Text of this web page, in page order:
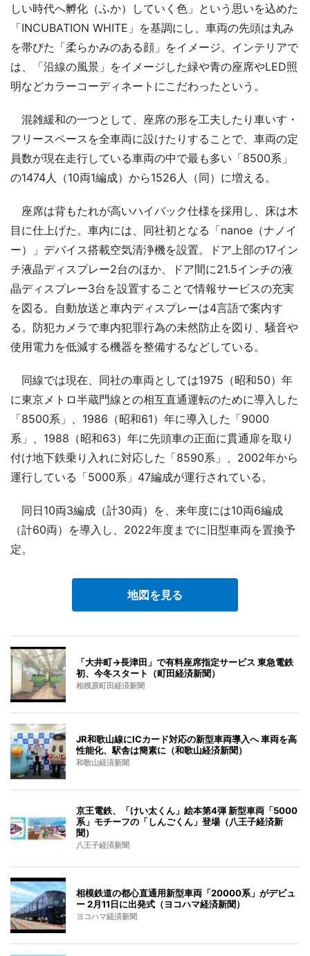
しい時代へ孵化（ふか）していく色」という思いを込めた
「INCUBATION WHITE」を基調にし、車両の先頭は丸み
を帯びた「柔らかみのある顔」をイメージ。インテリアで
は、「沿線の風景」をイメージした緑や青の座席やLED照
明などカラーコーディネートにこだわったという。
混雑緩和の一つとして、座席の形を工夫したり車いす・
フリースペースを全車両に設けたりすることで、車両の定
員数が現在走行している車両の中で最も多い「8500系」
の1474人（10両1編成）から1526人（同）に増える。
座席は背もたれが高いハイバック仕様を採用し、床は木
目に仕上げた。車内には、同社初となる「nanoe（ナノイ
ー）」デバイス搭載空気清浄機を設置。ドア上部の17イン
チ液晶ディスプレー2台のほか、ドア間に21.5インチの液
晶ディスプレー3台を設置することで情報サービスの充実
を図る。自動放送と車内ディスプレーは4言語で案内す
る。防犯カメラで車内犯罪行為の未然防止を図り、騒音や
使用電力を低減する機器を整備するなどしている。
同線では現在、同社の車両としては1975（昭和50）年
に東京メトロ半蔵門線との相互直通運転のために導入した
「8500系」、1986（昭和61）年に導入した「9000
系」、1988（昭和63）年に先頭車の正面に貫通扉を取り
付け地下鉄乗り入れに対応した「8590系」、2002年から
運行している「5000系」47編成が運行されている。
同日10両3編成（計30両）を、来年度には10両6編成
（計60両）を導入し、2022年度までに旧型車両を置換予
定。
地図を見る
「大井町→長津田」で有料座席指定サービス 東急電鉄
初、今冬スタート（町田経済新聞）
相模原町田経済新聞
JR和歌山線にICカード対応の新型車両導入へ 車両を高
性能化、駅舎は簡素に（和歌山経済新聞）
和歌山経済新聞
京王電鉄、「けい太くん」絵本第4弾 新型車両「5000
系」モチーフの「しんごくん」登場（八王子経済新
聞）
八王子経済新聞
相模鉄道の都心直通用新型車両「20000系」がデビュ
ー 2月11日に出発式（ヨコハマ経済新聞）
ヨコハマ経済新聞